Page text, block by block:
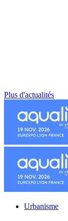
Plus d'actualités
Urbanisme